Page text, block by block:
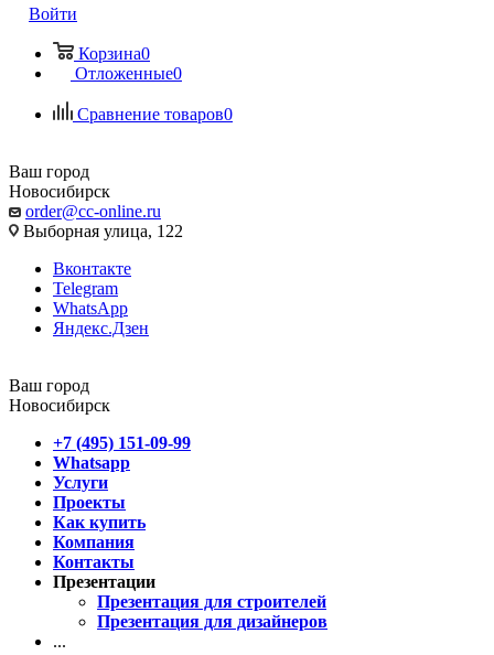
Войти
Корзина0
Отложенные0
Сравнение товаров0
Ваш город
Новосибирск
order@cc-online.ru
Выборная улица, 122
Вконтакте
Telegram
WhatsApp
Яндекс.Дзен
Ваш город
Новосибирск
+7 (495) 151-09-99
Whatsapp
Услуги
Проекты
Как купить
Компания
Контакты
Презентации
Презентация для строителей
Презентация для дизайнеров
...